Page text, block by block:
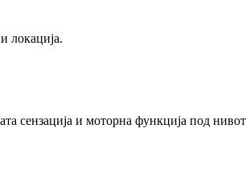
локација.
сензација и моторна функција под